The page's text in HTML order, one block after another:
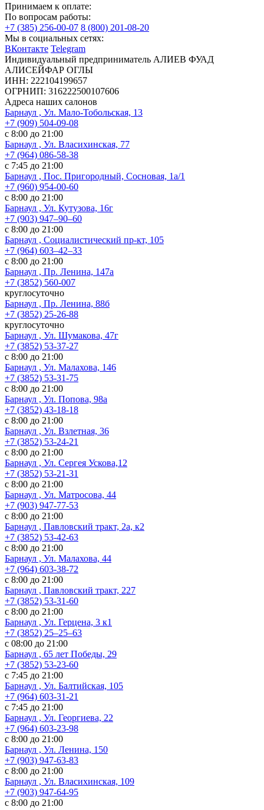
Принимаем к оплате:
По вопросам работы:
+7 (385) 256-00-07 8 (800) 201-08-20
Мы в социальных сетях:
ВКонтакте Telegram
Индивидуальный предприниматель АЛИЕВ ФУАД
АЛИСЕЙФАР ОГЛЫ
ИНН: 222104199657
ОГРНИП: 316222500107606
Адреса наших салонов
Барнаул , Ул. Мало-Тобольская, 13
+7 (909) 504-09-08
с 8:00 до 21:00
Барнаул , Ул. Власихинская, 77
+7 (964) 086-58-38
с 7:45 до 21:00
Барнаул , Пос. Пригородный, Сосновая, 1а/1
+7 (960) 954-00-60
с 8:00 до 21:00
Барнаул , Ул. Кутузова, 16г
+7 (903) 947‒90‒60
с 8:00 до 21:00
Барнаул , Социалистический пр-кт, 105
+7 (964) 603‒42‒33
с 8:00 до 21:00
Барнаул , Пр. Ленина, 147а
+7 (3852) 560-007
круглосуточно
Барнаул , Пр. Ленина, 88б
+7 (3852) 25-26-88
круглосуточно
Барнаул , Ул. Шумакова, 47г
+7 (3852) 53-37-27
с 8:00 до 21:00
Барнаул , Ул. Малахова, 146
+7 (3852) 53-31-75
с 8:00 до 21:00
Барнаул , Ул. Попова, 98а
+7 (3852) 43-18-18
с 8:00 до 21:00
Барнаул , Ул. Взлетная, 36
+7 (3852) 53-24-21
с 8:00 до 21:00
Барнаул , Ул. Сергея Ускова,12
+7 (3852) 53-21-31
с 8:00 до 21:00
Барнаул , Ул. Матросова, 44
+7 (903) 947-77-53
с 8:00 до 21:00
Барнаул , Павловский тракт, 2а, к2
+7 (3852) 53-42-63
с 8:00 до 21:00
Барнаул , Ул. Малахова, 44
+7 (964) 603-38-72
с 8:00 до 21:00
Барнаул , Павловский тракт, 227
+7 (3852) 53-31-60
с 8:00 до 21:00
Барнаул , Ул. ​Герцена, 3 к1
+7 (3852) 25‒25‒63
с 08:00 до 21:00
Барнаул , 65 лет Победы, 29
+7 (3852) 53-23-60
с 7:45 до 21:00
Барнаул , Ул. Балтийская, 105
+7 (964) 603-31-21
с 7:45 до 21:00
Барнаул , Ул. Георгиева, 22
+7 (964) 603-23-98
с 8:00 до 21:00
Барнаул , Ул. Ленина, 150
+7 (903) 947-63-83
с 8:00 до 21:00
Барнаул , Ул. Власихинская, 109
+7 (903) 947-64-95
с 8:00 до 21:00